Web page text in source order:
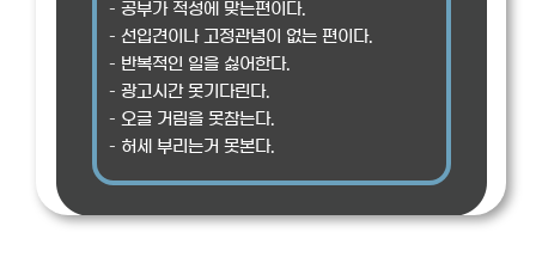
– 공부가 적성에 맞는편이다.
– 선입견이나 고정관념이 없는 편이다.
– 반복적인 일을 싫어한다.
– 광고시간 못기다린다.
– 오글 거림을 못참는다.
– 허세 부리는거 못본다.